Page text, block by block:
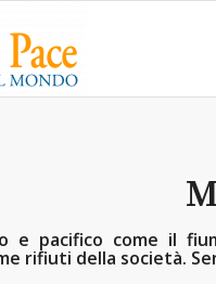
e pacifico come il
rifiuti della società.